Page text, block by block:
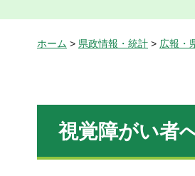
ホーム > 県政情報・統計 > 広報・
視覚障がい者